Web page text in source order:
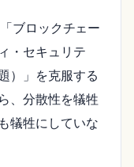
ブロックチェー
・セキュリテ
）」を克服する
、分散性を犠牲
犠牲にしていな